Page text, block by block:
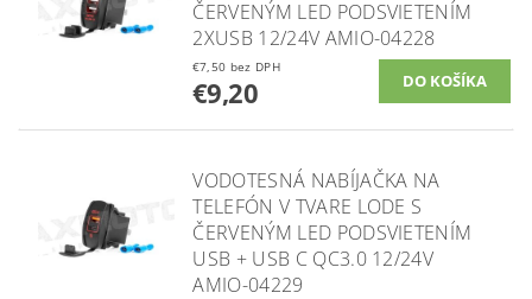
ČERVENÝM LED PODSVIETENÍM
2XUSB 12/24V AMIO-04228
€7,50 bez DPH
€9,20
VODOTESNÁ NABÍJAČKA NA
TELEFÓN V TVARE LODE S
ČERVENÝM LED PODSVIETENÍM
USB + USB C QC3.0 12/24V
AMIO-04229